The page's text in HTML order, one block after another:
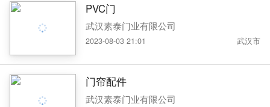
PVC门
武汉素泰门业有限公司
2023-08-03 21:01 武汉市
门帘配件
武汉素泰门业有限公司